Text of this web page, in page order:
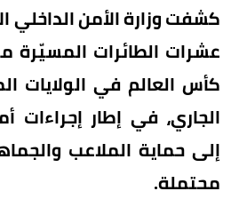
كشفت وزارة الأمن الداخلي
عشرات الطائرات المسيّرة
كأس العالم في الولايات
الجاري، في إطار
إلى حماية الملاعب
محتملة.